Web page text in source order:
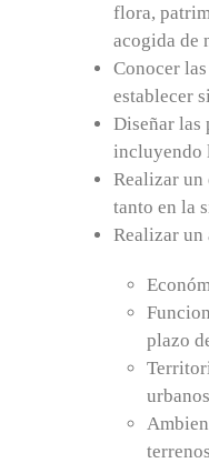
flora,
acogida de
Conocer
establecer
Diseñar las
incluyendo
Realizar un
tanto en la
Realizar
plazo